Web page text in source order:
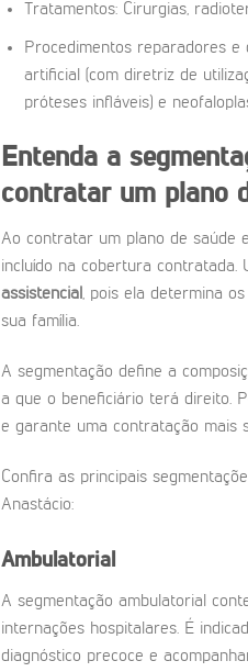
Tratamentos: Cirurgias,
Procedimentos reparadores
artificial (com diretriz de
próteses infláveis) e
Entenda a
contratar um plano
Ao contratar um plano de saúde
incluído na cobertura contratada.
assistencial, pois ela determina
sua família.
A segmentação define a
a que o beneficiário terá direito.
e garante uma contratação mais
Confira as principais
Anastácio:
Ambulatorial
A segmentação ambulatorial
internações hospitalares. É
diagnóstico precoce e